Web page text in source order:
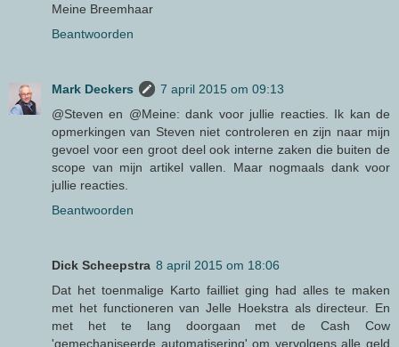
Meine Breemhaar
Beantwoorden
Mark Deckers
7 april 2015 om 09:13
@Steven en @Meine: dank voor jullie reacties. Ik kan de
opmerkingen van Steven niet controleren en zijn naar mijn
gevoel voor een groot deel ook interne zaken die buiten de
scope van mijn artikel vallen. Maar nogmaals dank voor
jullie reacties.
Beantwoorden
Dick Scheepstra 8 april 2015 om 18:06
Dat het toenmalige Karto failliet ging had alles te maken
met het functioneren van Jelle Hoekstra als directeur. En
met het te lang doorgaan met de Cash Cow
'gemechaniseerde automatisering' om vervolgens alle geld